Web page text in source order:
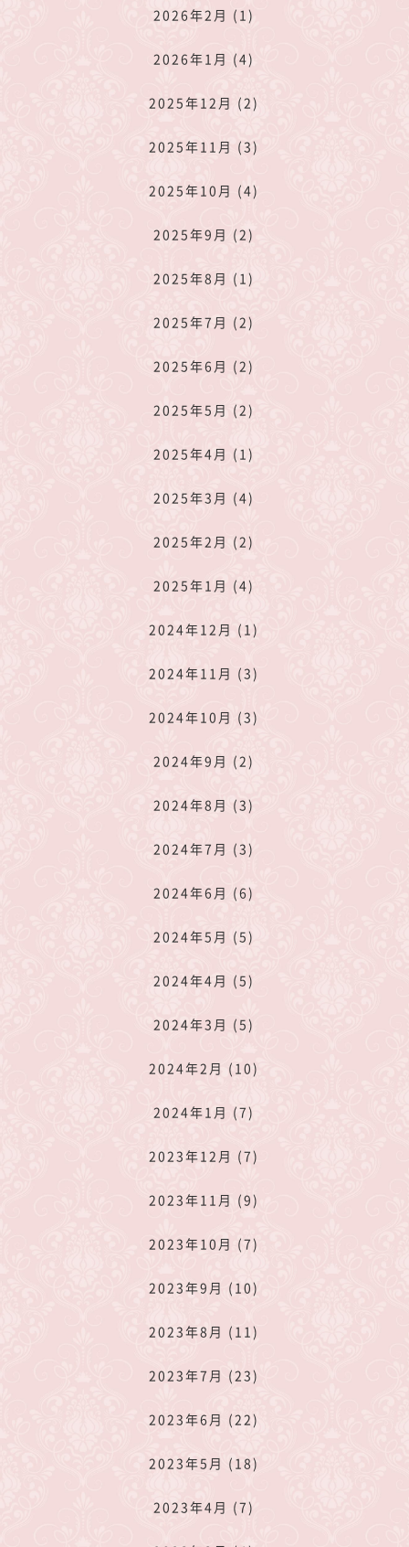
2026年2月 (1)
2026年1月 (4)
2025年12月 (2)
2025年11月 (3)
2025年10月 (4)
2025年9月 (2)
2025年8月 (1)
2025年7月 (2)
2025年6月 (2)
2025年5月 (2)
2025年4月 (1)
2025年3月 (4)
2025年2月 (2)
2025年1月 (4)
2024年12月 (1)
2024年11月 (3)
2024年10月 (3)
2024年9月 (2)
2024年8月 (3)
2024年7月 (3)
2024年6月 (6)
2024年5月 (5)
2024年4月 (5)
2024年3月 (5)
2024年2月 (10)
2024年1月 (7)
2023年12月 (7)
2023年11月 (9)
2023年10月 (7)
2023年9月 (10)
2023年8月 (11)
2023年7月 (23)
2023年6月 (22)
2023年5月 (18)
2023年4月 (7)